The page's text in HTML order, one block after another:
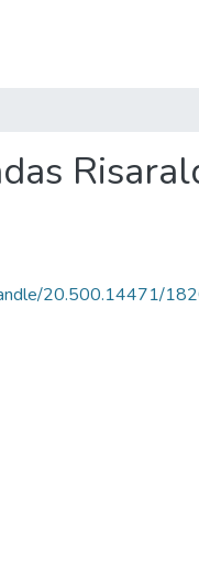
20.500.14471/